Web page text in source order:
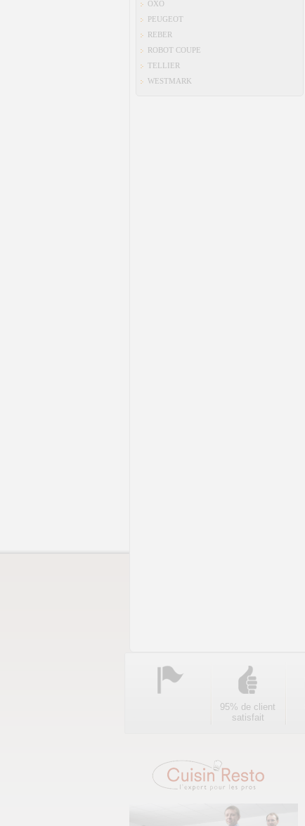
OXO
PEUGEOT
REBER
ROBOT COUPE
TELLIER
WESTMARK
95% de client
satisfait